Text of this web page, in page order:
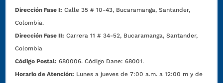
Dirección Fase I: Calle 35 # 10-43, Bucaramanga, Santander,
Colombia.
Dirección Fase II: Carrera 11 # 34-52, Bucaramanga, Santander,
Colombia
Código Postal: 680006. Código Dane: 68001.
Horario de Atención: Lunes a jueves de 7:00 a.m. a 12:00 m y de